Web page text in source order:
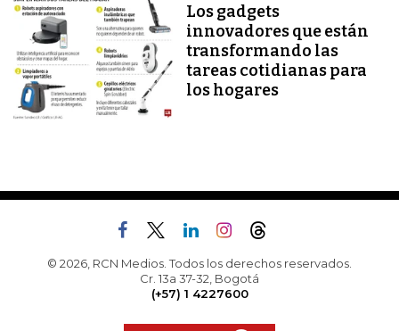
Los gadgets
innovadores que están
transformando las
tareas cotidianas para
los hogares
© 2026, RCN Medios. Todos los derechos reservados.
Cr. 13a 37-32, Bogotá
(+57) 1 4227600